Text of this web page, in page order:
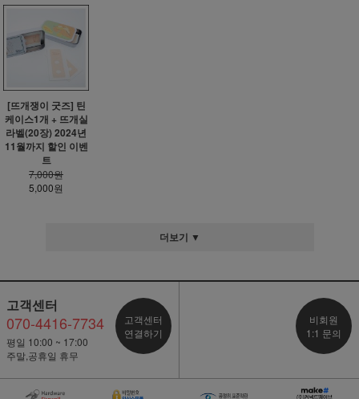
[뜨개쟁이 굿즈] 틴
케이스1개 + 뜨개실
라벨(20장) 2024년
11월까지 할인 이벤
트
7,000원
5,000원
더보기 ▼
고객센터
070-4416-7734
평일 10:00 ~ 17:00
주말,공휴일 휴무
고객센터
연결하기
비회원
1:1 문의